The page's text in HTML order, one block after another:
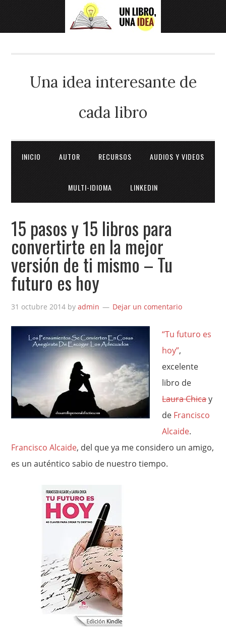
Una idea interesante de
cada libro
INICIO AUTOR RECURSOS AUDIOS Y VIDEOS
MULTI-IDIOMA LINKEDIN
15 pasos y 15 libros para
convertirte en la mejor
versión de ti mismo – Tu
futuro es hoy
31 octubre 2014 byadmin Dejar un comentario
“Tu futuro es
hoy”,
excelente
libro de
Laura Chicay
de Francisco
Alcaide.
Francisco Alcaide, del que ya me considero un amigo,
es un auténtico sabio de nuestro tiempo.